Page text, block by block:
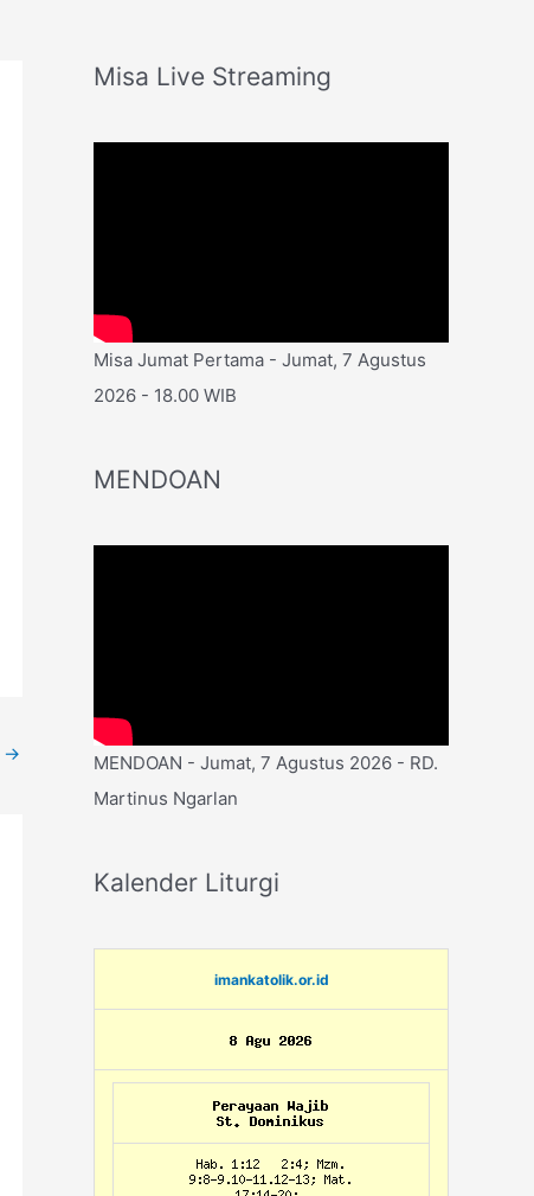
→
Misa Live Streaming
Misa Jumat Pertama - Jumat, 7 Agustus
2026 - 18.00 WIB
MENDOAN
MENDOAN - Jumat, 7 Agustus 2026 - RD.
Martinus Ngarlan
Kalender Liturgi
imankatolik.or.id